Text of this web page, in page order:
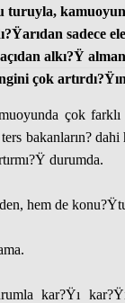
turuyla, kamu
sadece
alkı?Ÿ
çok
oyunda çok
bakanların?
durumda.
hem de
kar?Ÿı